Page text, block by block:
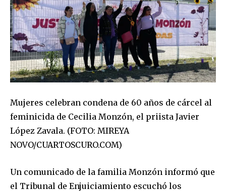
Mujeres celebran condena de 60 años de cárcel al
feminicida de Cecilia Monzón, el priista Javier
López Zavala. (FOTO: MIREYA
NOVO/CUARTOSCURO.COM)
Un comunicado de la familia Monzón informó que
el Tribunal de Enjuiciamiento escuchó los